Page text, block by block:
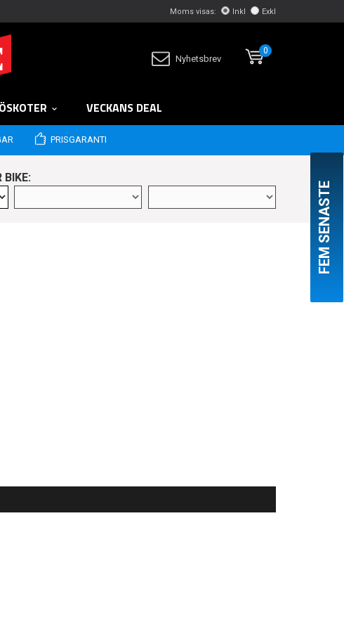
Moms visas: Inkl Exkl
Nyhetsbrev
0
VECKANS DEAL
PRISGARANTI
BIKE:
FEM SENASTE